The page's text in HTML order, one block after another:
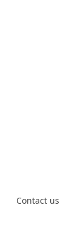
Contact us